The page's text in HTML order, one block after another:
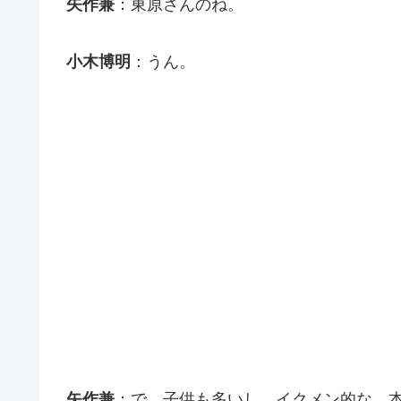
矢作兼 ：東原さんのね。
小木博明 ：うん。